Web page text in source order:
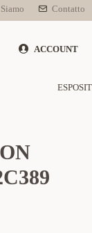
Contatto
ACCOUNT